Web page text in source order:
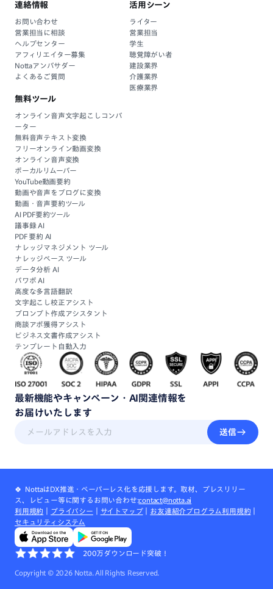
連絡情報
お問い合わせ
営業担当に相談
ヘルプセンター
アフィリエイター募集
Nottaアンバサダー
よくあるご質問
活用シーン
ライター
営業担当
学生
聴覚障がい者
建設業界
介護業界
医療業界
無料ツール
オンライン音声文字起こしコンバ
ーター
無料音声テキスト変換
フリーオンライン動画変換
オンライン音声変換
ボーカルリムーバー
YouTube動画要約
動画や音声をブログに変換
動画・音声要約ツール
AI PDF要約ツール
議事録 AI
PDF 要約 AI
ナレッジマネジメント ツール
ナレッジベース ツール
データ分析 AI
パワポ AI
高度な多言語翻訳
文字起こし校正アシスト
プロンプト作成アシスタント
商談アポ獲得アシスト
ビジネス文書作成アシスト
テンプレート自動入力
最新機能やキャンペーン・ AI関連情報を
お届けいたします
送信
🍀 NottaはDX推進・ペーパーレス化を応援します。取材、プレスリリー
ス、レビュー等に関するお問い合わせ:contact@notta.ai
利用規約
プライバシー サイトマップ｜ お友達紹介プログラム利用規約
セキュリティシステム
200万ダウンロード突破！
Copyright © 2026Notta. All Rights Reserved.